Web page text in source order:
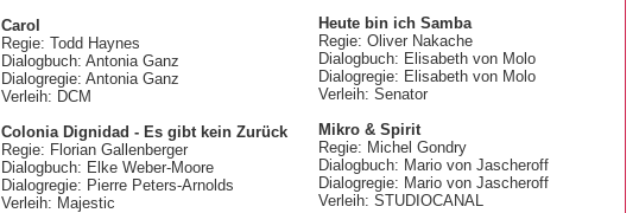
Carol
Regie: Todd Haynes
Dialogbuch: Antonia Ganz
Dialogregie: Antonia Ganz
Verleih: DCM
Colonia Dignidad - Es gibt kein Zurück
Regie: Florian Gallenberger
Dialogbuch: Elke Weber-Moore
Dialogregie: Pierre Peters-Arnolds
Verleih: Majestic
Heute bin ich Samba
Regie: Oliver Nakache
Dialogbuch: Elisabeth von Molo
Dialogregie: Elisabeth von Molo
Verleih: Senator
Mikro & Spirit
Regie: Michel Gondry
Dialogbuch: Mario von Jascheroff
Dialogregie: Mario von Jascheroff
Verleih: STUDIOCANAL